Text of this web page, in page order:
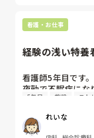
看護・お仕事
経験の浅い特養
看護師5年目です。
夜勤で不眠症にな
働き始めました。
いことが多く、先
情けないし、介護
5年目 施設 スト
れいな